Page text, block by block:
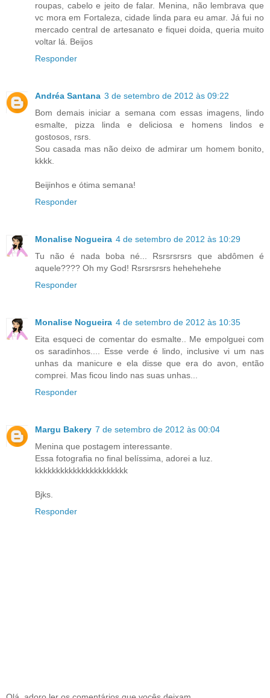
roupas, cabelo e jeito de falar. Menina, não lembrava que
vc mora em Fortaleza, cidade linda para eu amar. Já fui no
mercado central de artesanato e fiquei doida, queria muito
voltar lá. Beijos
Responder
Andréa Santana 3 de setembro de 2012 às 09:22
Bom demais iniciar a semana com essas imagens, lindo
esmalte, pizza linda e deliciosa e homens lindos e
gostosos, rsrs.
Sou casada mas não deixo de admirar um homem bonito,
kkkk.
Beijinhos e ótima semana!
Responder
Monalise Nogueira 4 de setembro de 2012 às 10:29
Tu não é nada boba né... Rsrsrsrsrs que abdômen é
aquele???? Oh my God! Rsrsrsrsrs hehehehehe
Responder
Monalise Nogueira 4 de setembro de 2012 às 10:35
Eita esqueci de comentar do esmalte.. Me empolguei com
os saradinhos.... Esse verde é lindo, inclusive vi um nas
unhas da manicure e ela disse que era do avon, então
comprei. Mas ficou lindo nas suas unhas...
Responder
Margu Bakery 7 de setembro de 2012 às 00:04
Menina que postagem interessante.
Essa fotografia no final belíssima, adorei a luz.
kkkkkkkkkkkkkkkkkkkkkk
Bjks.
Responder